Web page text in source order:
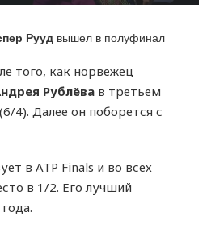
Рууд вышел в полуфинал
того, как норвежец
Рублёва в третьем
4). Далее он поборется с
в ATP Finals и во всех
в 1/2. Его лучший